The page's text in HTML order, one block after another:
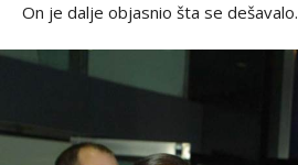
On je dalje objasnio šta se dešavalo.